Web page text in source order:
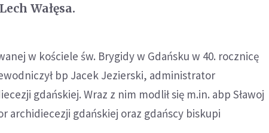
Wałęsa.
w kościele św. Brygidy w Gdańsku w 40. rocznicę
bp Jacek Jezierski, administrator
gdańskiej. Wraz z nim modlił się m.in. abp Sławoj
archidiecezji gdańskiej oraz gdańscy biskupi